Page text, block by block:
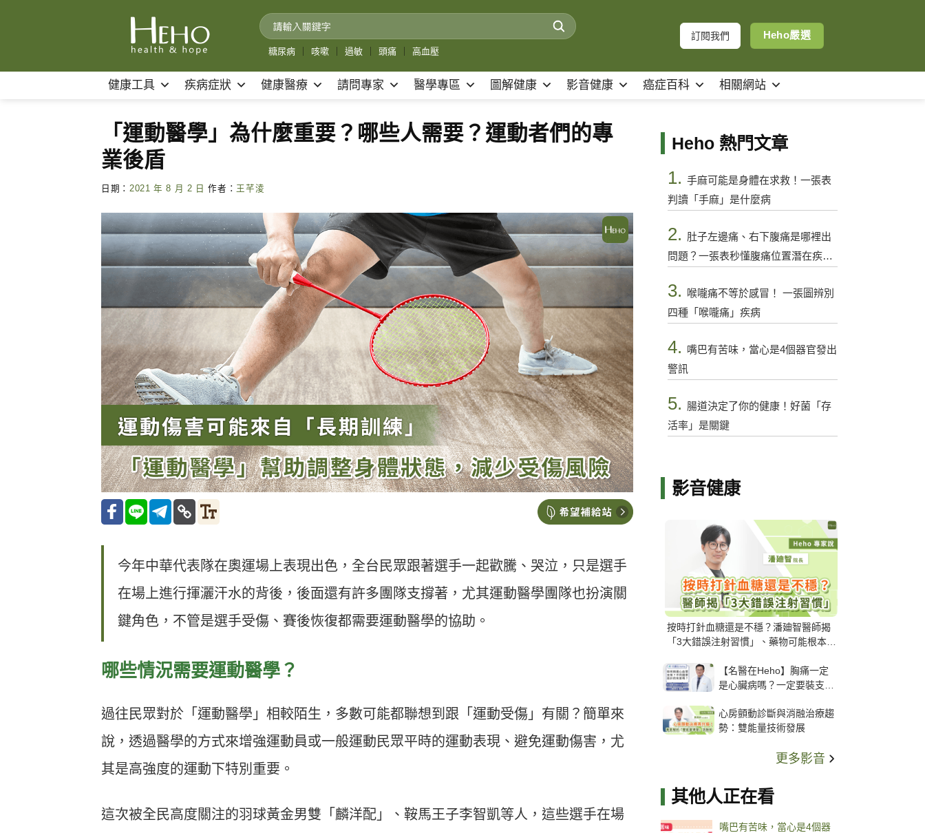
糖尿病 咳嗽 過敏 頭痛 高血壓
訂閱我們 Heho嚴選
健康工具 疾病症狀 健康醫療 請問專家 醫學專區 圖解健康 影音健康 癌症百科 相關網站
「運動醫學」為什麼重要？哪些人需要？運動者們的專
業後盾
日期： 2021 年 8 月 2 日 作者： 王芊淩
今年中華代表隊在奧運場上表現出色，全台民眾跟著選手一起歡騰、哭泣，只是選手
在場上進行揮灑汗水的背後，後面還有許多團隊支撐著，尤其運動醫學團隊也扮演關
鍵角色，不管是選手受傷、賽後恢復都需要運動醫學的協助。
哪些情況需要運動醫學？
過往民眾對於「運動醫學」相較陌生，多數可能都聯想到跟「運動受傷」有關？簡單來
說，透過醫學的方式來增強運動員或一般運動民眾平時的運動表現、避免運動傷害，尤
其是高強度的運動下特別重要。
這次被全民高度關注的羽球黃金男雙「麟洋配」、鞍馬王子李智凱等人，這些選手在場
Heho 熱門文章
1. 手麻可能是身體在求救！一張表
判讀「手麻」是什麼病
2. 肚子左邊痛、右下腹痛是哪裡出
問題？一張表秒懂腹痛位置潛在疾病
3.
喉嚨痛不等於感冒！ 一張圖辨別
四種「喉嚨痛」疾病
4. 嘴巴有苦味，當心是4個器官發出
警訊
5. 腸道決定了你的健康！好菌「存
活率」是關鍵
影音健康
按時打針血糖還是不穩？潘廸智醫師揭
「3大錯誤注射習慣」、藥物可能根本沒
【名醫在Heho】胸痛一定
是心臟病嗎？一定要裝支
解析支架種類、風險與選擇
關鍵
心房顫動診斷與消融治療趨
勢：雙能量技術發展
更多影音
其他人正在看
嘴巴有苦味，當心是4個器